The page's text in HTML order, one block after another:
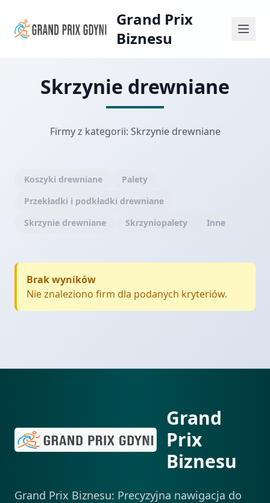
Grand Prix
Biznesu
Skrzynie drewniane
Firmy z kategorii: Skrzynie drewniane
Koszyki drewniane
Palety
Przekładki i podkładki drewniane
Skrzynie drewniane
Skrzyniopalety Inne
Brak wyników
Nie znaleziono firm dla podanych kryteriów.
Grand
Prix
Biznesu
Grand Prix Biznesu: Precyzyjna nawigacja do